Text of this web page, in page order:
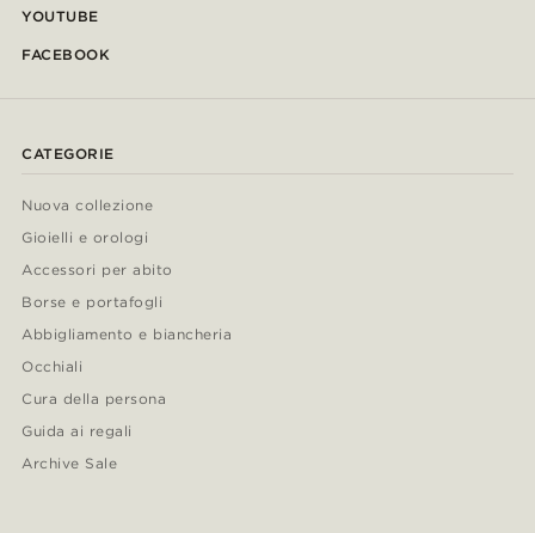
YOUTUBE
FACEBOOK
CATEGORIE
Nuova collezione
Gioielli e orologi
Accessori per abito
Borse e portafogli
Abbigliamento e biancheria
Occhiali
Cura della persona
Guida ai regali
Archive Sale